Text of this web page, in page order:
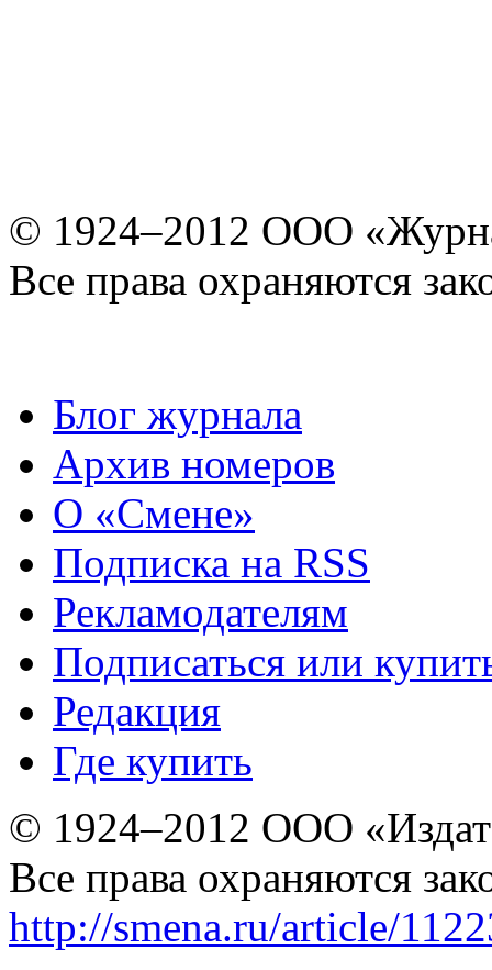
© 1924–2012 ООО
Все права охраняются
Блог журнала
Архив номеров
О «Смене»
Подписка на RSS
Рекламодателям
Подписаться или
Редакция
Где купить
© 1924–2012 ООО
Все права охраняются
http://smena.ru/article/